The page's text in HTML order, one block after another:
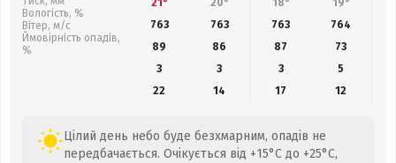
Вологість, %
Вітер, м/с
Ймовірність опадів,
%
21° 20° 18° 19°
763
763 763 764
89
86 87
73
3
3 3
5
22
14 17 12
Цілий день небо буде безхмарним, опадів не
передбачається. Очікується від +15°C до +25°C,